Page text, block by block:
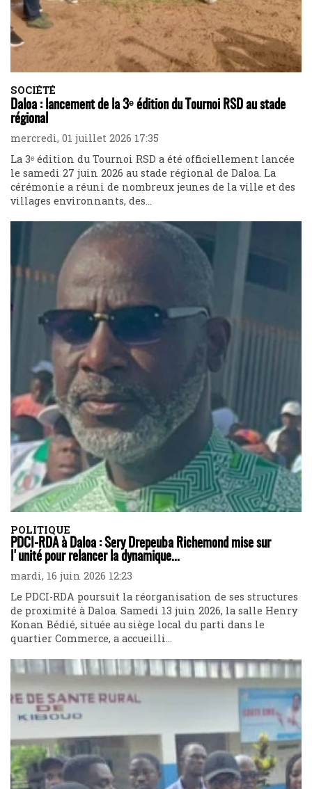
SOCIÉTÉ
Daloa : lancement de la 3ᵉ édition du Tournoi RSD au stade
régional
mercredi, 01 juillet 2026 17:35
La 3ᵉ édition du Tournoi RSD a été officiellement lancée
le samedi 27 juin 2026 au stade régional de Daloa. La
cérémonie a réuni de nombreux jeunes de la ville et des
villages environnants, des...
POLITIQUE
PDCI-RDA à Daloa : Sery Drepeuba Richemond mise sur
l'unité pour relancer la dynamique...
mardi, 16 juin 2026 12:23
Le PDCI-RDA poursuit la réorganisation de ses structures
de proximité à Daloa. Samedi 13 juin 2026, la salle Henry
Konan Bédié, située au siège local du parti dans le
quartier Commerce, a accueilli...